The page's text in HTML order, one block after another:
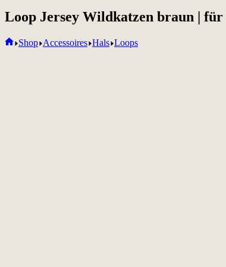
Loop Jersey Wildkatzen braun |
Home
Shop Accessoires Hals Loops